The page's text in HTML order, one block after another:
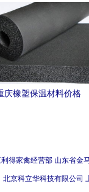
庆橡塑保温材料价格
得家禽经营部 山东省金
北京科立华科技有限公司